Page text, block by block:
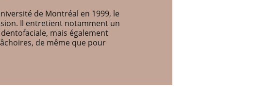
de Montréal en 1999, le
Il entretient notamment un
mais également
de même que pour